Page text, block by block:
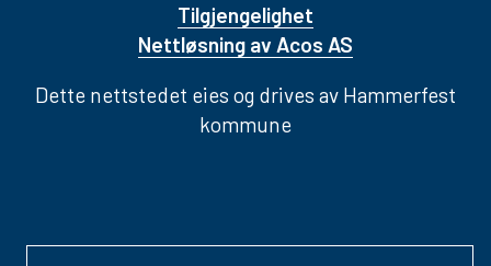
Tilgjengelighet
Nettløsning av Acos AS
Dette nettstedet eies og drives av Hammerfest
kommune